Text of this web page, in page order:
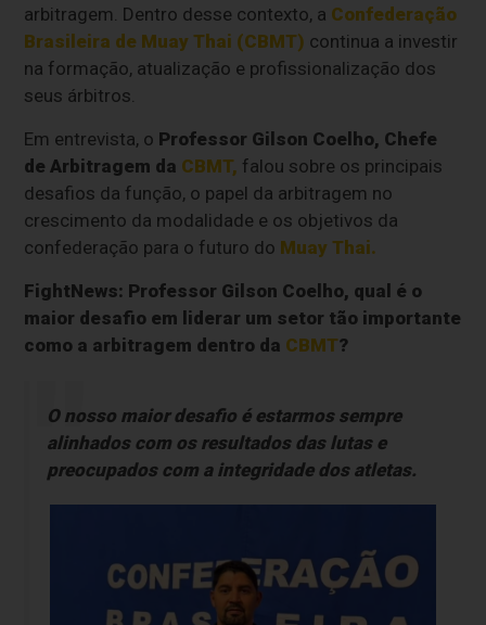
arbitragem. Dentro desse contexto, a Confederação
Brasileira de Muay Thai (CBMT) continua a investir
na formação, atualização e profissionalização dos
seus árbitros.
Em entrevista, o Professor Gilson Coelho, Chefe
de Arbitragem da CBMT, falou sobre os principais
desafios da função, o papel da arbitragem no
crescimento da modalidade e os objetivos da
confederação para o futuro do Muay Thai.
FightNews: Professor Gilson Coelho, qual é o
maior desafio em liderar um setor tão importante
como a arbitragem dentro da CBMT?
O nosso maior desafio é estarmos sempre
alinhados com os resultados das lutas e
preocupados com a integridade dos atletas.